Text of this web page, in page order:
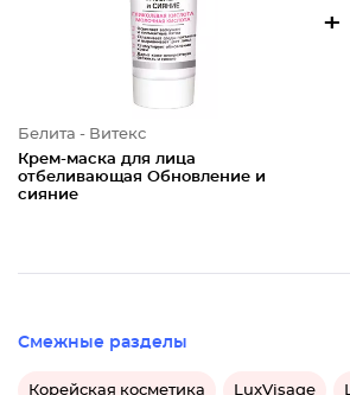
Белита - Витекс
Крем-маска для лица
отбеливающая Обновление и
сияние
+
Смежные разделы
Корейская косметика LuxVisage